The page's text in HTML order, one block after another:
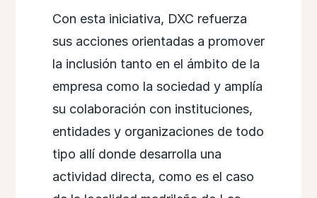
Con esta iniciativa, DXC refuerza
sus acciones orientadas a promover
la inclusión tanto en el ámbito de la
empresa como la sociedad y amplía
su colaboración con instituciones,
entidades y organizaciones de todo
tipo allí donde desarrolla una
actividad directa, como es el caso